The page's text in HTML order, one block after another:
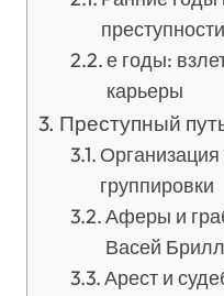
преступности
е годы:
карьеры
Преступный
группировки
Аферы и
Васей
Арест и